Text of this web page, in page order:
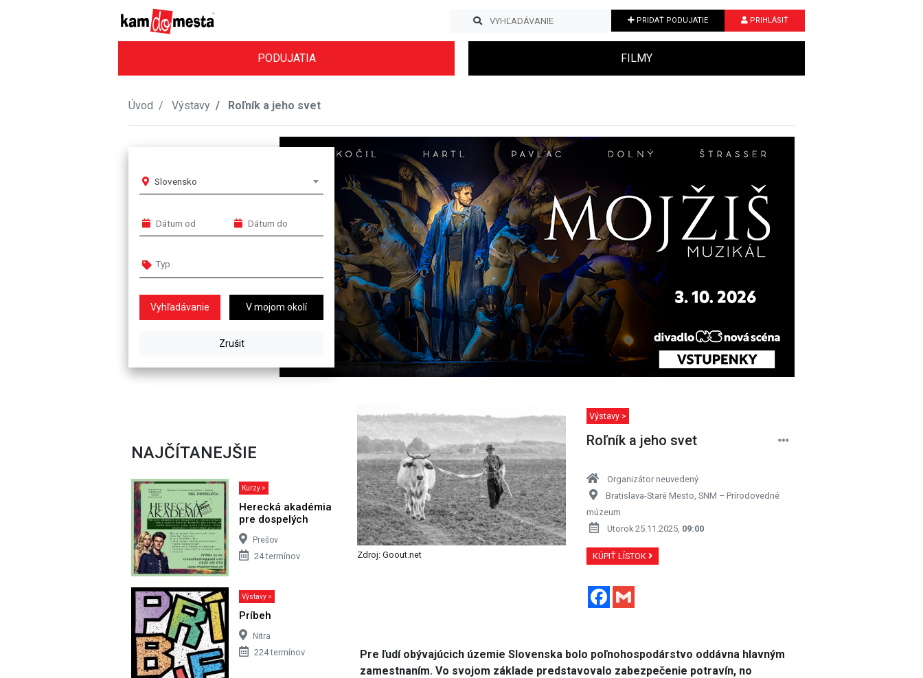
PRIDAŤ PODUJATIE PRIHLÁSIŤ
PODUJATIA FILMY
Úvod Výstavy Roľník a jeho svet
Slovensko
V mojom okolí
Previous
NAJČÍTANEJŠIE
Kurzy >
Herecká akadémia
pre dospelých
Prešov
24 termínov
Výstavy >
Príbeh
Nitra
224 termínov
Zdroj: Goout.net
Výstavy >
Roľník a jeho svet
Organizátor neuvedený
Bratislava-Staré Mesto, SNM – Prírodovedné
múzeum
Utorok 25.11.2025, 09:00
KÚPIŤ LÍSTOK
Facebook
Pre ľudí obývajúcich územie Slovenska bolo poľnohospodárstvo oddávna hlavným
zamestnaním. Vo svojom základe predstavovalo zabezpečenie potravín, no